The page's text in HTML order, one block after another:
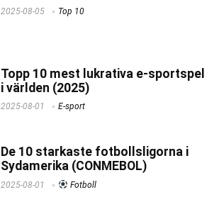
2025-08-05 Top 10
Topp 10 mest lukrativa e-sportspel
i världen (2025)
2025-08-01 E-sport
De 10 starkaste fotbollsligorna i
Sydamerika (CONMEBOL)
2025-08-01 Fotboll